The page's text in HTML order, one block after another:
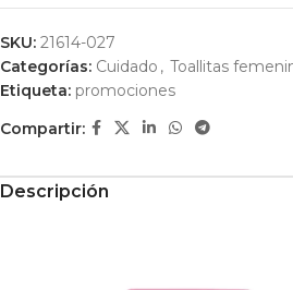
SKU: 21614-027
Categorías: Cuidado , Toallitas
Etiqueta: promociones
Compartir:
Descripción